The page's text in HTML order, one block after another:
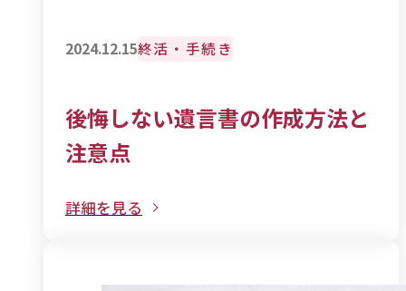
2024.12.15終活・手続き
後悔しない遺言書の作成方法と
注意点
詳細を見る